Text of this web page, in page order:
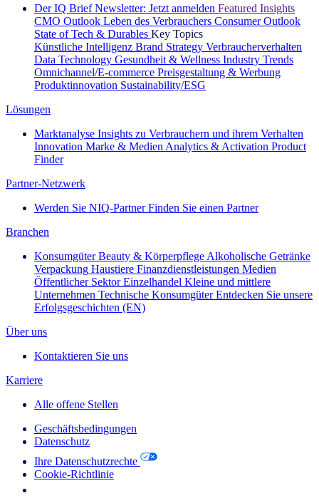
Der IQ Brief Newsletter: Jetzt anmelden Featured Insights
CMO Outlook Leben des Verbrauchers Consumer Outlook
State of Tech & Durables Key Topics
Künstliche Intelligenz Brand Strategy Verbraucherverhalten
Data Technology Gesundheit & Wellness Industry Trends
Omnichannel/E-commerce Preisgestaltung & Werbung
Produktinnovation Sustainability/ESG
Lösungen
Marktanalyse Insights zu Verbrauchern und ihrem Verhalten
Innovation Marke & Medien Analytics & Activation Product
Finder
Partner-Netzwerk
Werden Sie NIQ-Partner Finden Sie einen Partner
Branchen
Konsumgüter Beauty & Körperpflege Alkoholische Getränke
Verpackung Haustiere Finanzdienstleistungen Medien
Öffentlicher Sektor Einzelhandel Kleine und mittlere
Unternehmen Technische Konsumgüter Entdecken Sie unsere
Erfolgsgeschichten (EN)
Über uns
Kontaktieren Sie uns
Karriere
Alle offene Stellen
Geschäftsbedingungen
Datenschutz
Ihre Datenschutzrechte
Cookie-Richtlinie